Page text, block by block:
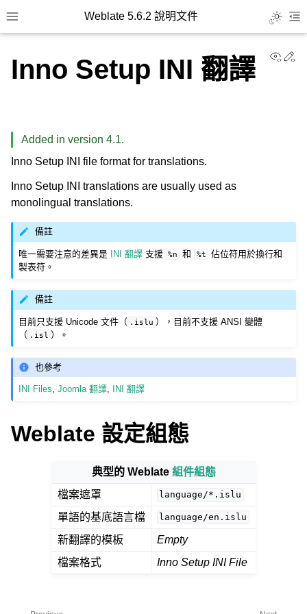
Toggle site navigation sidebar
Weblate 5.6.2 說明文件 Toggle
navigation of 支援的文件格式
Inno Setup INI 翻譯
Added in version 4.1.
Inno Setup INI file format for translations.
Inno Setup INI translations are usually used as
monolingual translations.
備註
唯一需要注意的差異是 INI 翻譯 支援 %n 和 %t
佔位符用於換行和
製表符。
備註
目前只支援 Unicode 文件（ .islu ），目前不支援 ANSI 變體
（ .isl ）。
也參考
INI Files,Joomla 翻譯, INI 翻譯
Weblate 設定組態
典型的 Weblate 組件組態
檔案遮罩
language/*.islu
單語的基底語言檔 language/en.islu
新翻譯的模板
Empty
檔案格式
Inno Setup INI File